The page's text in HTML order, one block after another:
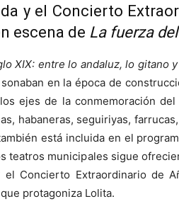
y el Concierto
escena de La fuerza
XIX: entre lo andaluz, lo gitano
en la época de
ejes de la conmemoración
habaneras, seguiriyas,
está incluida en el
teatros municipales sigue
Concierto Extraordinario de
protagoniza Lolita.